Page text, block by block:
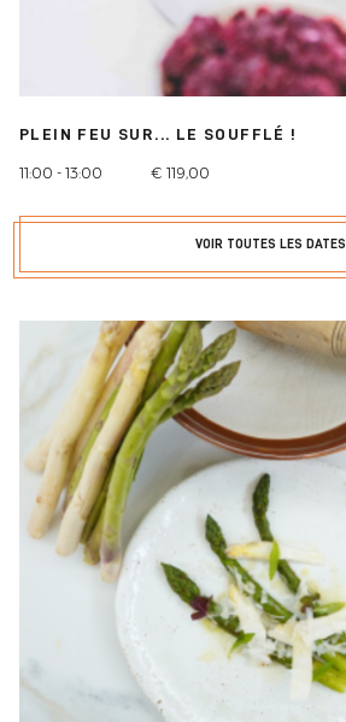
PLEIN FEU SUR... LE SOUFFLÉ !
11:00 - 13:00 € 119,00
VOIR TOUTES LES DATES